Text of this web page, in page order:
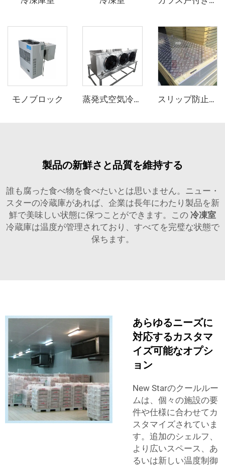
モノブロック 蒸発式空気冷却器 スリップ防止アルミニウムPUサンドイッチパネル
製品の新鮮さと品質を維持する
誰も腐った食べ物を食べたいとは思いません。ニュー・
スターの冷蔵庫があれば、企業は長年にわたり製品を新
鮮で美味しい状態に保つことができます。この 冷凍室
冷蔵庫は温度が管理されており、すべてを完璧な状態で
保ちます。
あらゆるニーズに
対応するカスタマ
イズ可能なオプシ
ョン
New Starのクールルー
ムは、個々の施設の要
件や仕様に合わせてカ
スタマイズされていま
す。追加のシェルフ、
より広いスペース、あ
るいは新しい温度制御